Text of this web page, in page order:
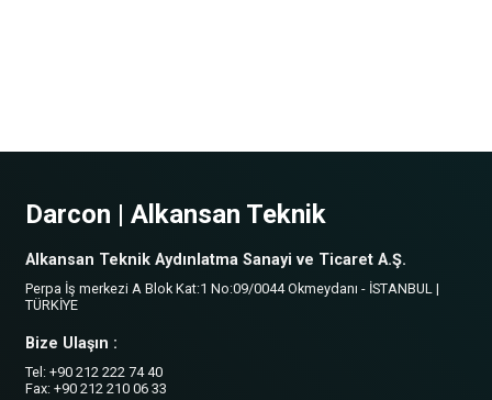
Darcon | Alkansan Teknik
Alkansan Teknik Aydınlatma Sanayi ve Ticaret A.Ş.
Perpa İş merkezi A Blok Kat:1 No:09/0044 Okmeydanı - İSTANBUL |
TÜRKİYE
Bize Ulaşın :
Tel: +90 212 222 74 40
Fax: +90 212 210 06 33